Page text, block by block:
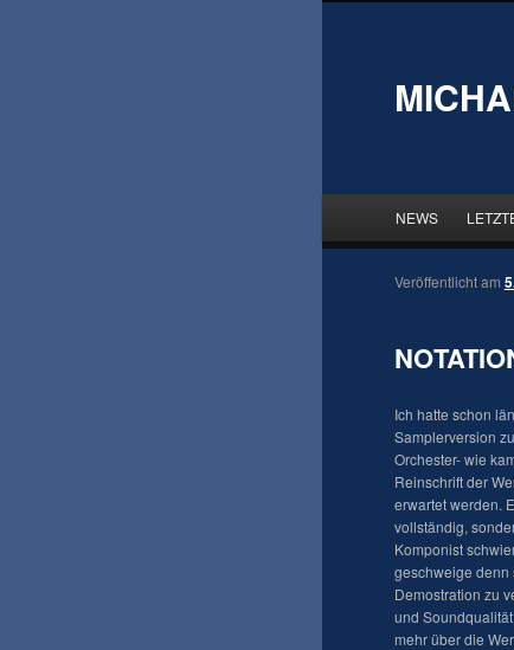
Zum
springen
Zum
springen
NEWS
Beitragsnavigation
Veröffentlicht am
Ich hatte schon
Samplerversion
Orchester- wie
Reinschrift der
erwartet werden.
vollständig,
Komponist
geschweige denn
Demostration zu
und
mehr über die